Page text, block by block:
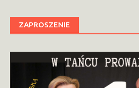
ZAPROSZENIE